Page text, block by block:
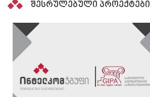
შესრულებული პროექტები